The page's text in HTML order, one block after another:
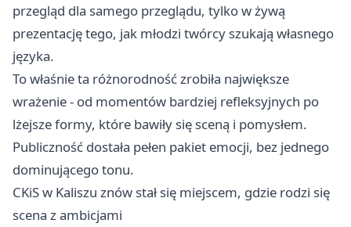
przegląd dla samego przeglądu, tylko w żywą
prezentację tego, jak młodzi twórcy szukają własnego
języka.
To właśnie ta różnorodność zrobiła największe
wrażenie - od momentów bardziej refleksyjnych po
lżejsze formy, które bawiły się sceną i pomysłem.
Publiczność dostała pełen pakiet emocji, bez jednego
dominującego tonu.
CKiS w Kaliszu znów stał się miejscem, gdzie rodzi się
scena z ambicjami